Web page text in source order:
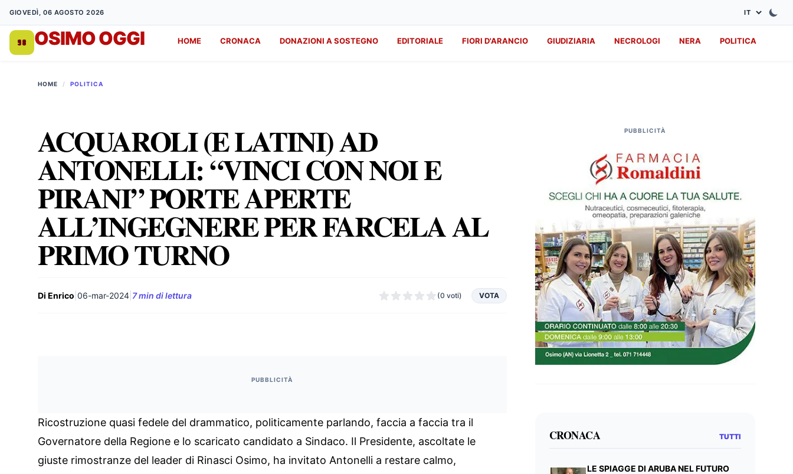
GIOVEDÌ, 06 AGOSTO 2026
OSIMO OGGI HOME CRONACA DONAZIONI A SOSTEGNO EDITORIALE FIORI D'ARANCIO GIUDIZIARIA NECROLOGI NERA POLITICA
HOME / POLITICA
ACQUAROLI (E LATINI) AD
ANTONELLI: “VINCI CON NOI E
PIRANI” PORTE APERTE
ALL’INGEGNERE PER FARCELA AL
PRIMO TURNO
Di Enrico 06-mar-2024 7 min di lettura (0 voti) VOTA
PUBBLICITÀ
Ricostruzione quasi fedele del drammatico, politicamente parlando, faccia a faccia tra il
Governatore della Regione e lo scaricato candidato a Sindaco. Il Presidente, ascoltate le
giuste rimostranze del leader di Rinasci Osimo, ha invitato Antonelli a restare calmo,
PUBBLICITÀ
CRONACA TUTTI
LE SPIAGGE DI ARUBA NEL FUTURO